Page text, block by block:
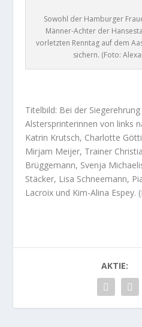
Sowohl der Hamburger
Männer-Achter der
vorletzten Renntag auf dem
sichern. (Foto:
Titelbild: Bei der
Alstersprinterinnen von links
Katrin Krutsch, Charlotte
Mirjam Meijer, Trainer
Brüggemann, Svenja
Stäcker, Lisa Schneemann,
Lacroix und Kim-Alina Espey.
AKTIE: